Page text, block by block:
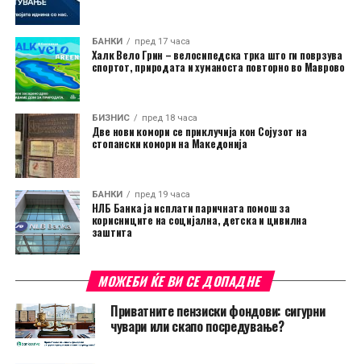
БАНКИ пред 17 часа
Халк Вело Грин – велосипедска трка што ги поврзува
спортот, природата и хуманоста повторно во Маврово
БИЗНИС пред 18 часа
Две нови комори се приклучија кон Сојузот на
стопански комори на Македонија
БАНКИ пред 19 часа
НЛБ Банка ја исплати паричната помош за
корисниците на социјална, детска и цивилна
заштита
МОЖЕБИ ЌЕ ВИ СЕ ДОПАДНЕ
Приватните пензиски фондови: сигурни
чувари или скапо посредување?